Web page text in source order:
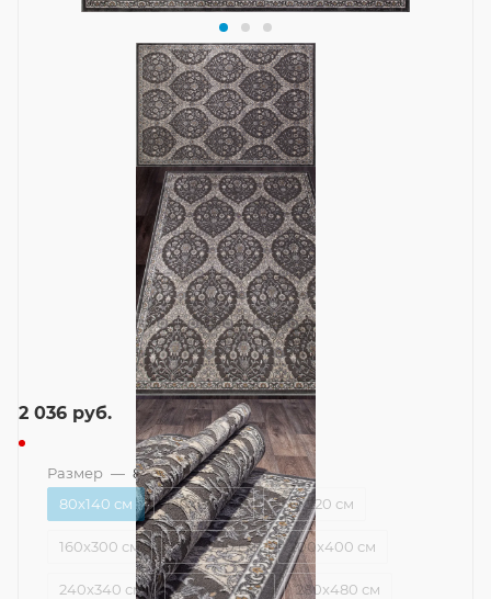
2 036 руб.
Размер — 80x140 см
80x140 см
120x170 см 160x220 см
160x300 см 200x290 см 200x400 см
240x340 см 240x400 см 280x480 см